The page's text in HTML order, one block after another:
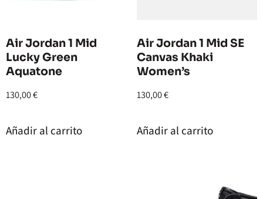
Air Jordan 1 Mid
Lucky Green
Aquatone
130,00€
Añadir al carrito
Air Jordan 1 Mid SE
Canvas Khaki
Women’s
130,00€
Añadir al carrito